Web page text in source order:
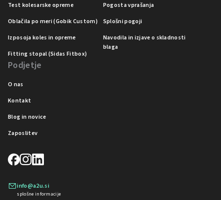
Test kolesarske opreme
Oblačila po meri (Gobik Custom)
Izposoja koles in opreme
Fitting stopal (Sidas Fitbox)
Pogosta vprašanja
Splošni pogoji
Navodila in izjave o skladnosti
blaga
Podjetje
O nas
Kontakt
Blog in novice
Zaposlitev
info@a2u.si
splošne informacije